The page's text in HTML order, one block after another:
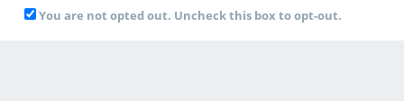
You are not opted out. Uncheck this box to opt-out.